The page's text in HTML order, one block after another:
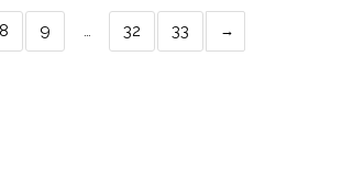
8 9 … 32 33